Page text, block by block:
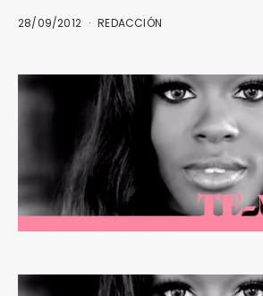
28/09/2012 REDACCIÓN